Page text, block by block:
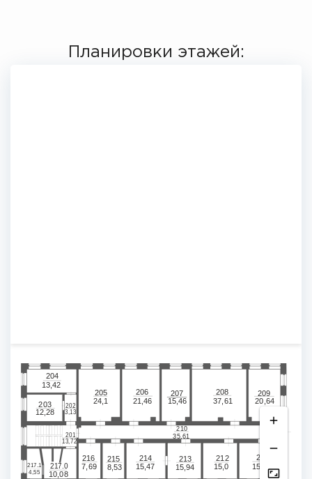
Планировки этажей:
201
202
203
204
205
206 207 208 209
210
211
212
213
214
215
216
217.0
13,42
12,28
24,1 21,46 37,61 20,64
35,61
15,46
15,14
15,0
15,94
15,47
8,53
7,69
10,08
13,72
3,13
4,55
217.1